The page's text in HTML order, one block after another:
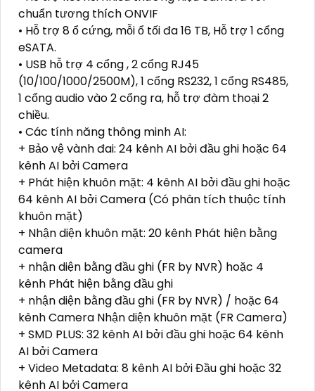
chuẩn tương thích ONVIF
• Hỗ trợ 8 ổ cứng, mỗi ổ tối đa 16 TB, Hỗ trợ 1 cổng
eSATA.
• USB hỗ trợ 4 cổng , 2 cổng RJ45
(10/100/1000/2500M), 1 cổng RS232, 1 cổng RS485,
1 cổng audio vào 2 cổng ra, hỗ trợ đàm thoại 2
chiều.
• Các tính năng thông minh AI:
+ Bảo vệ vành đai: 24 kênh AI bởi đầu ghi hoặc 64
kênh AI bởi Camera
+ Phát hiện khuôn mặt: 4 kênh AI bởi đầu ghi hoặc
64 kênh AI bởi Camera (Có phân tích thuộc tính
khuôn mặt)
+ Nhận diện khuôn mặt: 20 kênh Phát hiện bằng
camera
+ nhận diện bằng đầu ghi (FR by NVR) hoặc 4
kênh Phát hiện bằng đầu ghi
+ nhận diện bằng đầu ghi (FR by NVR) / hoặc 64
kênh Camera Nhận diện khuôn mặt (FR Camera)
+ SMD PLUS: 32 kênh AI bởi đầu ghi hoặc 64 kênh
AI bởi Camera
+ Video Metadata: 8 kênh AI bởi Đầu ghi hoặc 32
kênh AI bởi Camera